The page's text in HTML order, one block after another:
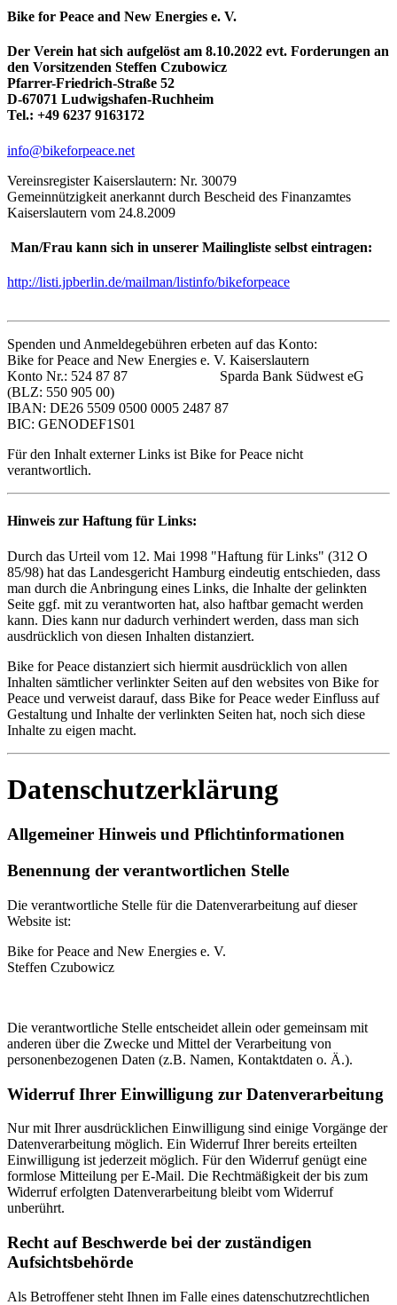
Bike for Peace and New Energies e. V.
Der Verein hat sich aufgelöst am 8.10.2022 evt. Forderungen an
den Vorsitzenden Steffen Czubowicz
Pfarrer-Friedrich-Straße 52
D-67071 Ludwigshafen-Ruchheim
Tel.: +49 6237 9163172
info@bikeforpeace.net
Vereinsregister Kaiserslautern: Nr. 30079
Gemeinnützigkeit anerkannt durch Bescheid des Finanzamtes
Kaiserslautern vom 24.8.2009
Man/Frau kann sich in unserer Mailingliste selbst eintragen:
http://listi.jpberlin.de/mailman/listinfo/bikeforpeace
Spenden und Anmeldegebühren erbeten auf das Konto:
Bike for Peace and New Energies e. V. Kaiserslautern
Konto Nr.: 524 87 87 Sparda Bank Südwest eG
(BLZ: 550 905 00)
IBAN: DE26 5509 0500 0005 2487 87
BIC: GENODEF1S01
Für den Inhalt externer Links ist Bike for Peace nicht
verantwortlich.
Hinweis zur Haftung für Links:
Durch das Urteil vom 12. Mai 1998 "Haftung für Links" (312 O
85/98) hat das Landesgericht Hamburg eindeutig entschieden, dass
man durch die Anbringung eines Links, die Inhalte der gelinkten
Seite ggf. mit zu verantworten hat, also haftbar gemacht werden
kann. Dies kann nur dadurch verhindert werden, dass man sich
ausdrücklich von diesen Inhalten distanziert.
Bike for Peace distanziert sich hiermit ausdrücklich von allen
Inhalten sämtlicher verlinkter Seiten auf den websites von Bike for
Peace und verweist darauf, dass Bike for Peace weder Einfluss auf
Gestaltung und Inhalte der verlinkten Seiten hat, noch sich diese
Inhalte zu eigen macht.
Datenschutzerklärung
Allgemeiner Hinweis und Pflichtinformationen
Benennung der verantwortlichen Stelle
Die verantwortliche Stelle für die Datenverarbeitung auf dieser
Website ist:
Bike for Peace and New Energies e. V.
Steffen Czubowicz
Die verantwortliche Stelle entscheidet allein oder gemeinsam mit
anderen über die Zwecke und Mittel der Verarbeitung von
personenbezogenen Daten (z.B. Namen, Kontaktdaten o. Ä.).
Widerruf Ihrer Einwilligung zur Datenverarbeitung
Nur mit Ihrer ausdrücklichen Einwilligung sind einige Vorgänge der
Datenverarbeitung möglich. Ein Widerruf Ihrer bereits erteilten
Einwilligung ist jederzeit möglich. Für den Widerruf genügt eine
formlose Mitteilung per E-Mail. Die Rechtmäßigkeit der bis zum
Widerruf erfolgten Datenverarbeitung bleibt vom Widerruf
unberührt.
Recht auf Beschwerde bei der zuständigen
Aufsichtsbehörde
Als Betroffener steht Ihnen im Falle eines datenschutzrechtlichen